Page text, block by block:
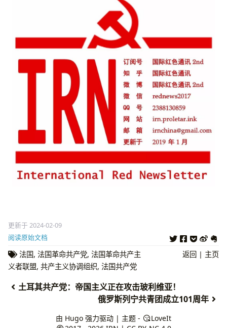
更新于 2024-02-09
阅读原始文档
法国, 法国革命共产党, 法国革命共产主
义者联盟, 共产主义协调组织, 法国共产党
返回 | 主页
土耳其共产党：帝国主义正在攻击玻利维亚！
俄罗斯列宁共青团成立101周年
由 Hugo强力驱动 | 主题 -
LoveIt